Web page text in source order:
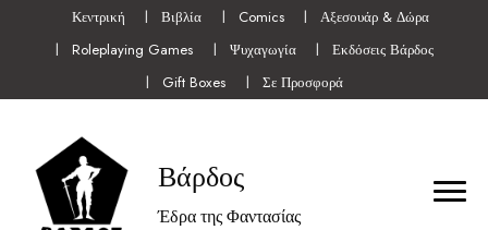
Κεντρική Βιβλία Comics
Αξεσουάρ & Δώρα
Roleplaying Games
Ψυχαγωγία
Εκδόσεις Βάρδος
Gift Boxes
Σε Προσφορά
Βάρδος
Έδρα της Φαντασίας